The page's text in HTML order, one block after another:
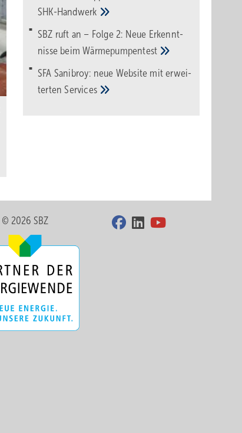
SHK-Handwerk
SBZ ruft an – Folge 2: Neue Erkennt­
nisse beimWärme­pumpen­test
SFA Sanibroy: neue Web­site mit erwei­
tertenServices
© 2026 SBZ